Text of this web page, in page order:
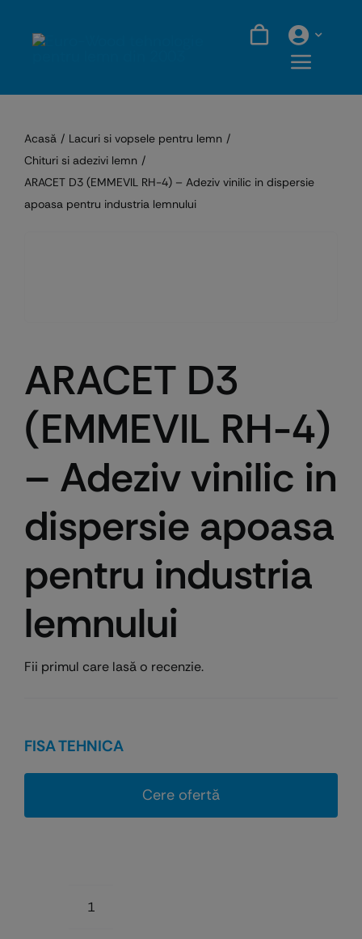
Acasă
Lacuri si vopsele pentru lemn
Chituri si adezivi lemn
ARACET D3 (EMMEVIL RH-4) – Adeziv vinilic in dispersie
apoasa pentru industria lemnului
ARACET D3
(EMMEVIL RH-4)
– Adeziv vinilic in
dispersie apoasa
pentru industria
lemnului
Fii primul care lasă o recenzie.
FISA TEHNICA
Cere ofertă
Cantitate